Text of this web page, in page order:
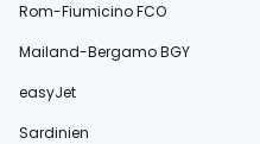
Rom-Fiumicino FCO
Mailand-Bergamo BGY
easyJet
Sardinien